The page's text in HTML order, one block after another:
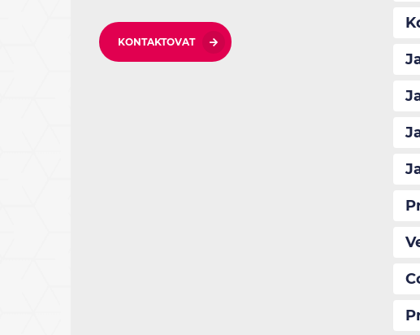
KONTAKTOVAT